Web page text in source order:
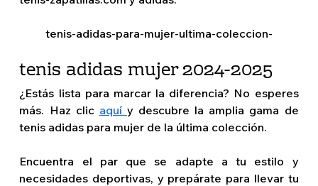
tenis-adidas-para-mujer-ultima-coleccion-
tenis adidas mujer 2024-2025
¿Estás lista para marcar la diferencia? No esperes
más. Haz clic aquí y descubre la amplia gama de
tenis adidas para mujer de la última colección.
Encuentra el par que se adapte a tu estilo y
necesidades deportivas, y prepárate para llevar tu